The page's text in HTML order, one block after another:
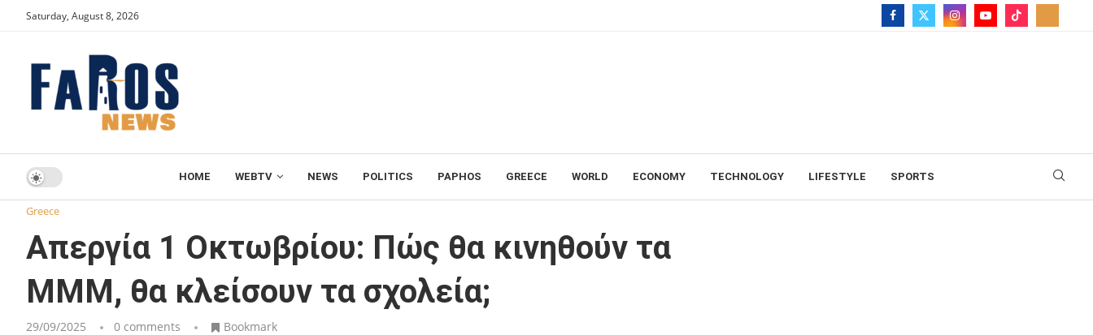
Saturday, August 8, 2026
HOME WEBTV NEWS POLITICS PAPHOS GREECE WORLD ECONOMY TECHNOLOGY LIFESTYLE SPORTS
Home Απεργία 1 Οκτωβρίου: Πώς θα κινηθούν τα ΜΜΜ, θα κλείσουν τα σχολεία;
Greece
Απεργία 1 Οκτωβρίου: Πώς θα κινηθούν τα
ΜΜΜ, θα κλείσουν τα σχολεία;
29/09/2025 0 comments Bookmark